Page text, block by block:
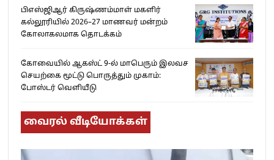
பிஎஸ்ஜிஆர் கிருஷ்ணம்மாள் மகளிர்
கல்லூரியில் 2026–27 மாணவர் மன்றம்
கோலாகலமாக தொடக்கம்
கோவையில் ஆகஸ்ட் 9-ல் மாபெரும் இலவச
செயற்கை மூட்டு பொருத்தும் முகாம்:
போஸ்டர் வெளியீடு
வைரல் வீடியோக்கள்